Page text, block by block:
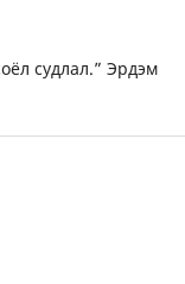
судлал.” Эрдэм